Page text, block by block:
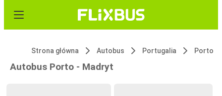
Strona główna Autobus Portugalia Porto
Autobus Porto - Madryt